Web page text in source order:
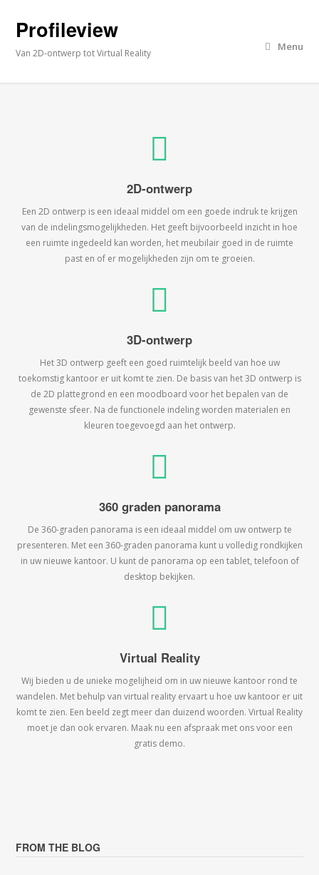
Profileview
Van 2D-ontwerp tot Virtual Reality
Menu
2D-ontwerp
Een 2D ontwerp is een ideaal middel om een goede indruk te krijgen
van de indelingsmogelijkheden. Het geeft bijvoorbeeld inzicht in hoe
een ruimte ingedeeld kan worden, het meubilair goed in de ruimte
past en of er mogelijkheden zijn om te groeien.
3D-ontwerp
Het 3D ontwerp geeft een goed ruimtelijk beeld van hoe uw
toekomstig kantoor er uit komt te zien. De basis van het 3D ontwerp is
de 2D plattegrond en een moodboard voor het bepalen van de
gewenste sfeer. Na de functionele indeling worden materialen en
kleuren toegevoegd aan het ontwerp.
360 graden panorama
De 360-graden panorama is een ideaal middel om uw ontwerp te
presenteren. Met een 360-graden panorama kunt u volledig rondkijken
in uw nieuwe kantoor. U kunt de panorama op een tablet, telefoon of
desktop bekijken.
Virtual Reality
Wij bieden u de unieke mogelijheid om in uw nieuwe kantoor rond te
wandelen. Met behulp van virtual reality ervaart u hoe uw kantoor er uit
komt te zien. Een beeld zegt meer dan duizend woorden. Virtual Reality
moet je dan ook ervaren. Maak nu een afspraak met ons voor een
gratis demo.
FROM THE BLOG